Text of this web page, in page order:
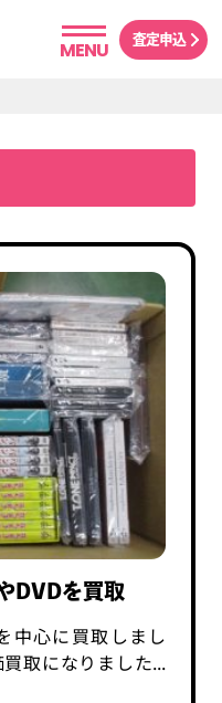
MENU
査定申込
DVDを買取
中心に買取しまし
取になりました...